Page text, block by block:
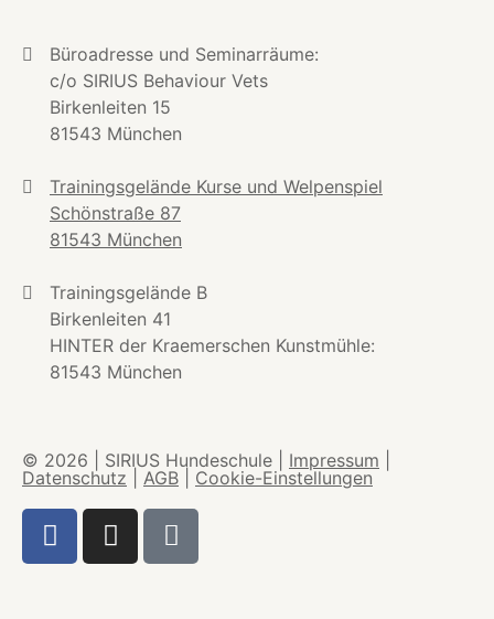
Büroadresse und Seminarräume:
c/o SIRIUS Behaviour Vets
Birkenleiten 15
81543 München
Trainingsgelände Kurse und Welpenspiel
Schönstraße 87
81543 München
Trainingsgelände B
Birkenleiten 41
HINTER der Kraemerschen Kunstmühle:
81543 München
© 2026 | SIRIUS Hundeschule | Impressum
Datenschutz
AGB Cookie-Einstellungen